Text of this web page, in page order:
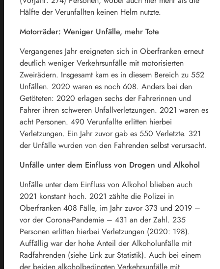
Hälfte der Verunfallten keinen Helm nutzte.
Motorräder: Weniger Unfälle, mehr Tote
Vergangenes Jahr ereigneten sich in Oberfranken erneut
deutlich weniger Verkehrsunfälle mit motorisierten
Zweirädern. Insgesamt kam es in diesem Bereich zu 552
Unfällen. 2020 waren es noch 608. Anders bei den
Getöteten: 2020 erlagen sechs der Fahrerinnen und
Fahrer ihren schweren Unfallverletzungen. 2021 waren es
acht Personen. 490 Verunfallte erlitten hierbei
Verletzungen. Ein Jahr zuvor gab es 550 Verletzte. 321
der Unfälle wurden von den Fahrenden selbst verursacht.
Unfälle unter dem Einfluss von Drogen und Alkohol
Unfälle unter dem Einfluss von Alkohol blieben auch
2021 konstant hoch. 2021 zählte die Polizei in
Oberfranken 408 Fälle, im Jahr zuvor 373 und 2019 –
vor der Corona-Pandemie – 431 an der Zahl. 235
Personen erlitten hierbei Verletzungen (2020: 198).
Auffällig war der hohe Anteil der Alkoholunfälle mit
Radfahrenden (siehe Link zur Statistik). Auch bei einem
der beiden alkoholbedingten Verkehrsunfälle mit